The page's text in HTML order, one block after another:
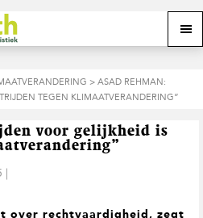
M
> ASAD REHMAN:
TEGEN KLIMAATVERANDERING”
voor gelijkheid is
|
over rechtvaardigheid, zegt